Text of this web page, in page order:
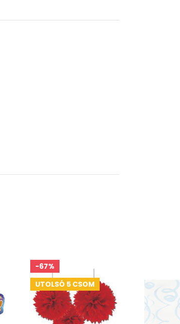
-67%
UTOLSÓ 5 CSOM